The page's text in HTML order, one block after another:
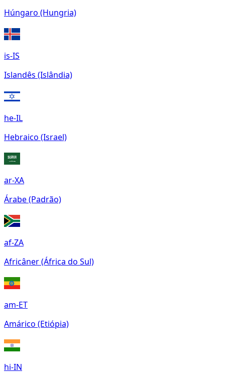
Húngaro (Hungria)
is-IS
Islandês (Islândia)
he-IL
Hebraico (Israel)
ar-XA
Árabe (Padrão)
af-ZA
Africâner (África do Sul)
am-ET
Amárico (Etiópia)
hi-IN